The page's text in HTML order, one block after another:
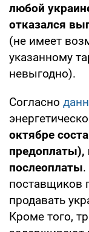
любой
отказался
(не имеет
указанному
невыгодно).
Согласно
октябре
предоплаты),
послеоплаты
поставщиков
продавать
Кроме того,